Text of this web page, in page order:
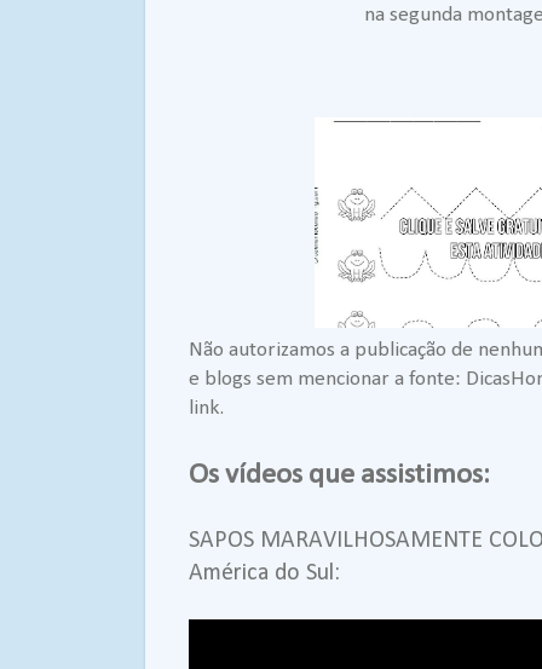
na segunda
Não autorizamos a publicação de
e blogs sem mencionar a fonte:
link.
Os vídeos que assistimos:
SAPOS MARAVILHOSAMENTE
América do Sul: